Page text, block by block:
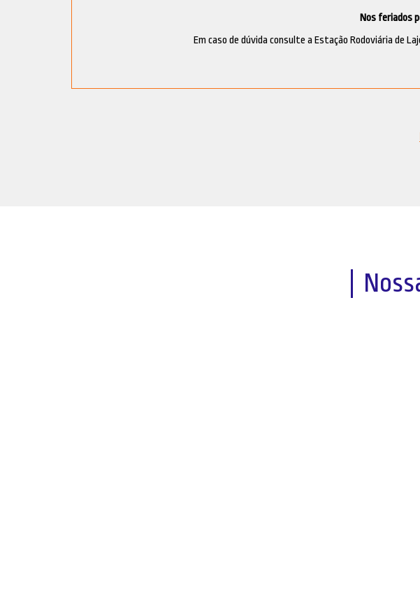
Nos feriados
Em caso de dúvida consulte a Estação Rodoviária de